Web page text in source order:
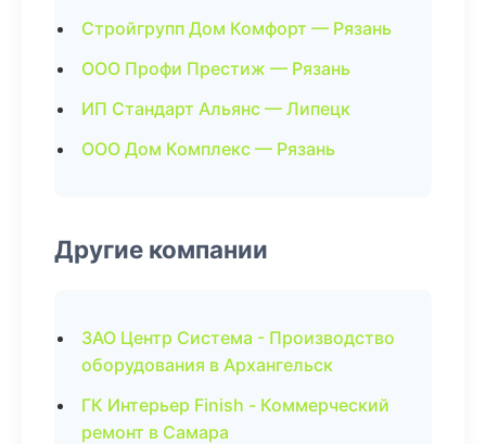
Стройгрупп Дом Комфорт — Рязань
ООО Профи Престиж — Рязань
ИП Стандарт Альянс — Липецк
ООО Дом Комплекс — Рязань
Другие компании
ЗАО Центр Система - Производство
оборудования в Архангельск
ГК Интерьер Finish - Коммерческий
ремонт в Самара